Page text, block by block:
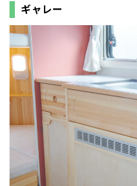
ギャレー